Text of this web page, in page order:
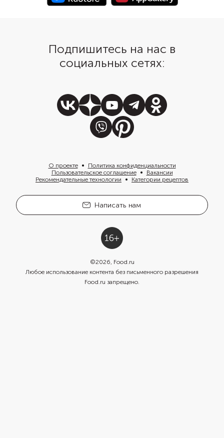
черепаховый суп.
Подпишитесь на нас в
социальных сетях:
О проекте
Политика конфиденциальности
Пользовательское соглашение
Вакансии
Рекомендательные технологии
Категории рецептов
Написать нам
©2026, Food.ru
Любое использование контента без письменного разрешения
Food.ru запрещено.